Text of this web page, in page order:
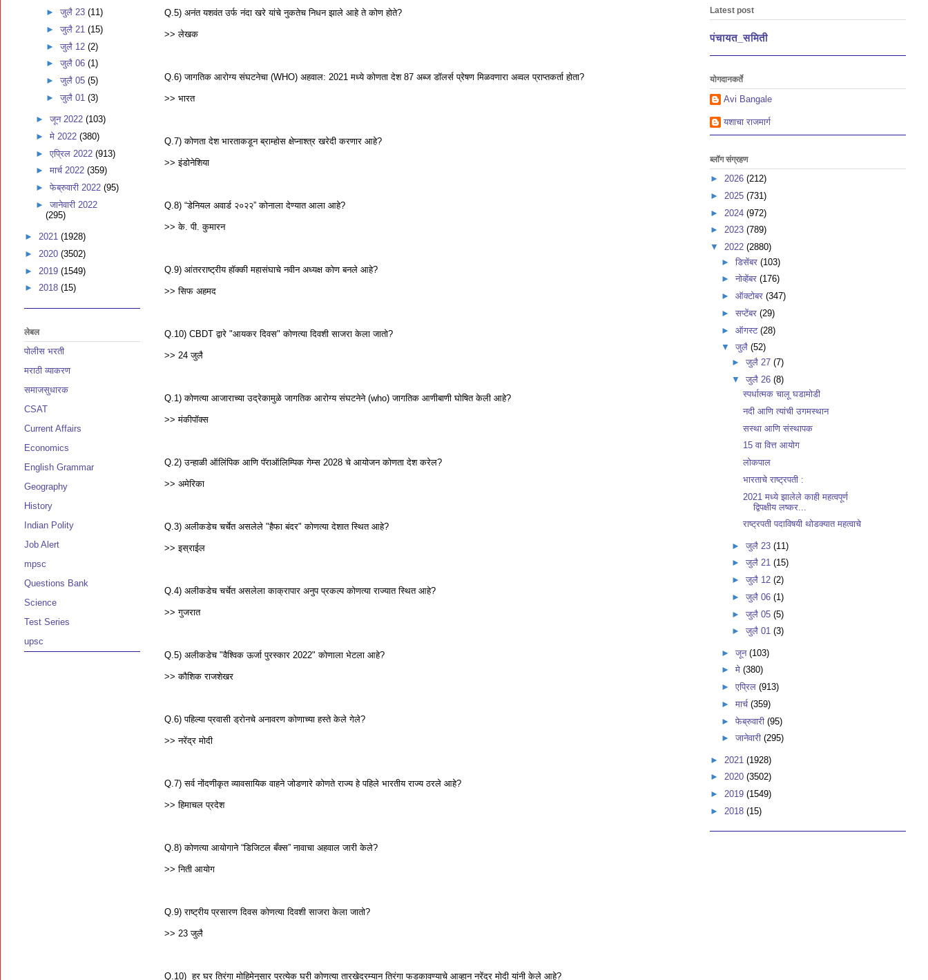
Q.5) अनंत यशवंत उर्फ नंदा खरे यांचे नुकतेच निधन झाले आहे ते कोण होते?
>> लेखक
Q.6) जागतिक आरोग्य संघटनेचा (WHO) अहवाल: 2021 मध्ये कोणता देश 87 अब्ज डॉलर्स प्रेषण मिळवणारा अव्वल प्राप्तकर्ता होता?
>> भारत
Q.7) कोणता देश भारताकडून ब्राम्होस क्षेप्नाश्त्र खरेदी करणार आहे?
>> इंडोनेशिया
Q.8) “डेनियल अवार्ड २०२२” कोनाला देण्यात आला आहे?
>> के. पी. कुमारन
Q.9) आंतरराष्ट्रीय हॉक्की महासंघाचे नवीन अध्यक्ष कोण बनले आहे?
>> सिफ अहमद
Q.10) CBDT द्वारे "आयकर दिवस" कोणत्या दिवशी साजरा केला जातो?
>> 24 जुलै
Q.1) कोणत्या आजाराच्या उद्रेकामुळे जागतिक आरोग्य संघटनेने (who) जागतिक आणीबाणी घोषित केली आहे?
>> मंकीपॉक्स
Q.2) उन्हाळी ऑलिंपिक आणि पॅराऑलिम्पिक गेम्स 2028 चे आयोजन कोणता देश करेल?
>> अमेरिका
Q.3) अलीकडेच चर्चेत असलेले "हैफा बंदर" कोणत्या देशात स्थित आहे?
>> इस्राईल
Q.4) अलीकडेच चर्चेत असलेला काक्रापार अनुप प्रकल्प कोणत्या राज्यात स्थित आहे?
>> गुजरात
Q.5) अलीकडेच "वैश्विक ऊर्जा पुरस्कार 2022" कोणाला भेटला आहे?
>> कौशिक राजशेखर
Q.6) पहिल्या प्रवासी ड्रोनचे अनावरण कोणाच्या हस्ते केले गेले?
>> नरेंद्र मोदी
Q.7) सर्व नोंदणीकृत व्यावसायिक वाहने जोडणारे कोणते राज्य हे पहिले भारतीय राज्य ठरले आहे?
>> हिमाचल प्रदेश
Q.8) कोणत्या आयोगाने “डिजिटल बँक्स” नावाचा अहवाल जारी केले?
>> निती आयोग
Q.9) राष्ट्रीय प्रसारण दिवस कोणत्या दिवशी साजरा केला जातो?
>> 23 जुलै
Q.10) हर घर तिरंगा मोहिमेनुसार प्रत्येक घरी कोणत्या तारखेदरम्यान तिरंगा फडकावण्याचे आव्हान नरेंद्र मोदी यांनी केले आहे?
►जुलै 23(11)
►जुलै 21(15)
►जुलै 12(2)
►जुलै 06(1)
►जुलै 05(5)
►जुलै 01(3)
► जून 2022 (103)
► मे 2022 (380)
► एप्रिल 2022 (913)
► मार्च 2022 (359)
► फेब्रुवारी 2022 (95)
► जानेवारी 2022
(295)
► 2021 (1928)
► 2020 (3502)
► 2019 (1549)
► 2018 (15)
लेबल
पोलीस भरती
मराठी व्याकरण
समाजसुधारक
CSAT
Current Affairs
Economics
English Grammar
Geography
History
Indian Polity
Job Alert
mpsc
Questions Bank
Science
Test Series
upsc
Latest post
पंचायत_समिती
योगदानकर्ते
Avi Bangale
यशाचा राजमार्ग
ब्लॉग संग्रहण
► 2026 (212)
► 2025 (731)
► 2024 (972)
► 2023 (789)
▼ 2022 (2880)
► डिसेंबर (103)
► नोव्हेंबर (176)
► ऑक्टोबर (347)
► सप्टेंबर (29)
► ऑगस्ट (28)
▼ जुलै (52)
►जुलै 27(7)
▼जुलै 26(8)
स्पर्धात्मक चालू घडामोडी
नदी आणि त्यांची उगमस्थान
सस्था आणि संस्थापक
15 वा वित्त आयोग
लोकपाल
भारताचे राष्ट्रपती :
2021 मध्ये झालेले काही महत्वपूर्ण
द्विपक्षीय लष्कर...
राष्ट्रपती पदाविषयी थोडक्यात महत्वाचे
►जुलै 23(11)
►जुलै 21(15)
►जुलै 12(2)
►जुलै 06(1)
►जुलै 05(5)
►जुलै 01(3)
► जून (103)
► मे (380)
► एप्रिल (913)
► मार्च (359)
► फेब्रुवारी (95)
► जानेवारी (295)
► 2021 (1928)
► 2020 (3502)
► 2019 (1549)
► 2018 (15)